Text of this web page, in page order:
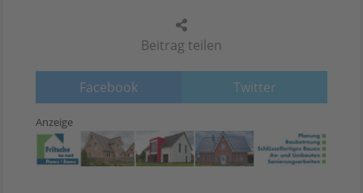
Beitrag teilen
Facebook Twitter
Anzeige